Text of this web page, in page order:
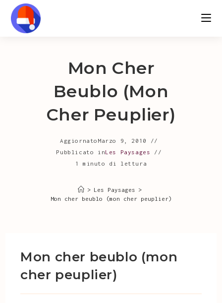
Salta
contenuto
Mon Cher
Beublo (mon
Cher Peuplier)
Aggiornato Marzo 9, 2010
Pubblicato inLes Paysages
1 minuto di lettura
> Les Paysages
>
Mon cher beublo (mon cher peuplier)
Mon cher beublo (mon
cher peuplier)